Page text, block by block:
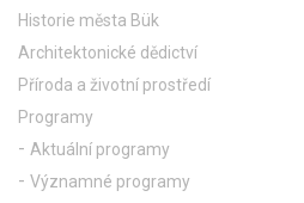
Historie města Bük
Architektonické dědictví
Příroda a životní prostředí
Programy
Aktuální programy
Významné programy